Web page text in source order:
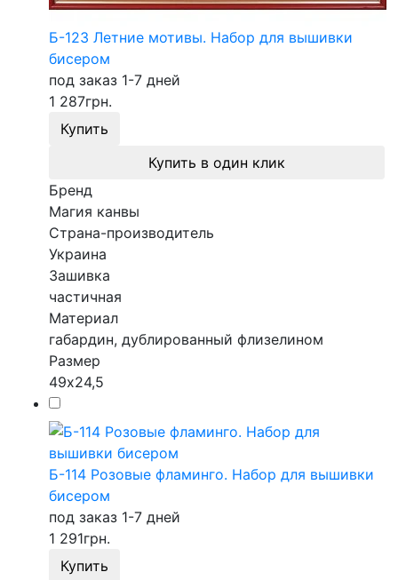
Б-123 Летние мотивы. Набор для вышивки
бисером
под заказ 1-7 дней
1 287грн.
Купить
Купить в один клик
Бренд
Магия канвы
Страна-производитель
Украина
Зашивка
частичная
Материал
габардин, дублированный флизелином
Размер
49х24,5
Б-114 Розовые фламинго. Набор для вышивки
бисером
под заказ 1-7 дней
1 291грн.
Купить